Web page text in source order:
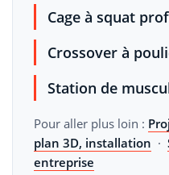
Cage à squat
Crossover à
Station de
Pour aller plus loin :
plan 3D, installation ·
entreprise